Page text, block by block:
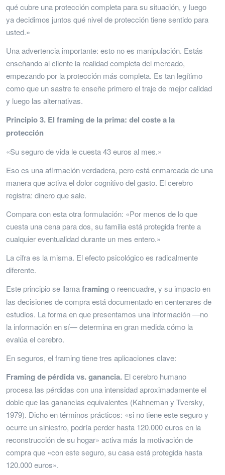
qué cubre una protección completa para su situación, y luego
ya decidimos juntos qué nivel de protección tiene sentido para
usted.»
Una advertencia importante: esto no es manipulación. Estás
enseñando al cliente la realidad completa del mercado,
empezando por la protección más completa. Es tan legítimo
como que un sastre te enseñe primero el traje de mejor calidad
y luego las alternativas.
Principio 3. El framing de la prima: del coste a la
protección
«Su seguro de vida le cuesta 43 euros al mes.»
Eso es una afirmación verdadera, pero está enmarcada de una
manera que activa el dolor cognitivo del gasto. El cerebro
registra: dinero que sale.
Compara con esta otra formulación: «Por menos de lo que
cuesta una cena para dos, su familia está protegida frente a
cualquier eventualidad durante un mes entero.»
La cifra es la misma. El efecto psicológico es radicalmente
diferente.
Este principio se llamaframing o reencuadre, y su impacto en
las decisiones de compra está documentado en centenares de
estudios. La forma en que presentamos una información —no
la información en sí— determina en gran medida cómo la
evalúa el cerebro.
En seguros, el framing tiene tres aplicaciones clave:
Framing de pérdida vs. ganancia. El cerebro humano
procesa las pérdidas con una intensidad aproximadamente el
doble que las ganancias equivalentes (Kahneman y Tversky,
1979). Dicho en términos prácticos: «si no tiene este seguro y
ocurre un siniestro, podría perder hasta 120.000 euros en la
reconstrucción de su hogar» activa más la motivación de
compra que «con este seguro, su casa está protegida hasta
120.000 euros».